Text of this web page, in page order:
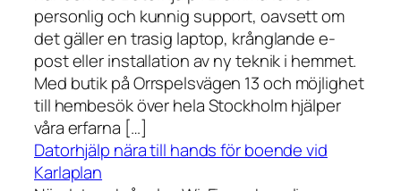
personlig och kunnig support, oavsett om
det gäller en trasig laptop, krånglande e-
post eller installation av ny teknik i hemmet.
Med butik på Orrspelsvägen 13 och möjlighet
till hembesök över hela Stockholm hjälper
våra erfarna […]
Datorhjälp nära till hands för boende vid
Karlaplan